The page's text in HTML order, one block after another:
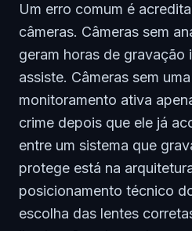
Um erro comum é
câmeras. Câmeras sem
geram horas de gravação
assiste. Câmeras sem
monitoramento ativa
crime depois que ele já
entre um sistema que
protege está na
posicionamento técnico
escolha das lentes